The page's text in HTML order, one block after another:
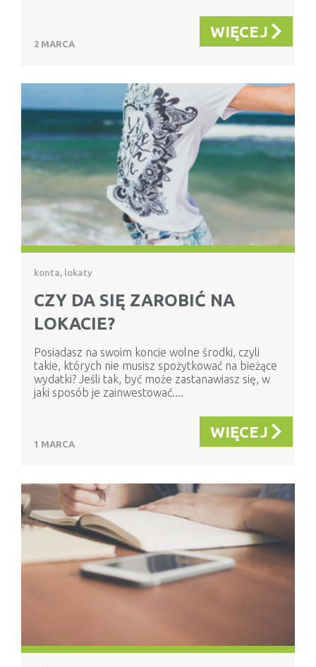
2 MARCA
WIĘCEJ
konta, lokaty
CZY DA SIĘ ZAROBIĆ NA
LOKACIE?
Posiadasz na swoim koncie wolne środki, czyli
takie, których nie musisz spożytkować na bieżące
wydatki? Jeśli tak, być może zastanawiasz się, w
jaki sposób je zainwestować....
1 MARCA
WIĘCEJ